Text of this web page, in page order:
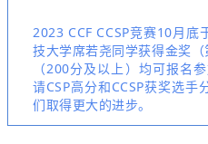
2023 CCF CCSP竞赛10月底
技大学席若尧同学获得金奖
（200分及以上）均可报名
请CSP高分和CCSP获奖选
们取得更大的进步。